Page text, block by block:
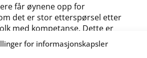
for informasjonskapsler
får øynene opp for
det er stor etterspørsel etter
med kompetanse. Dette er
Borten Moe.